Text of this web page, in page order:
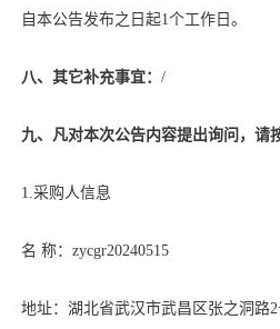
自本公告发布之日起1个工作日。
八、其它补充事宜： /
九、凡对本次公告内容提出询问，请
1.采购人信息
名 称：zycgr20240515
地址：湖北省武汉市武昌